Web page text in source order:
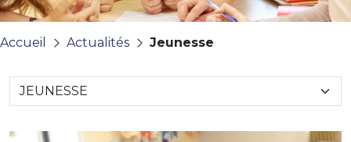
Accueil Actualités Jeunesse